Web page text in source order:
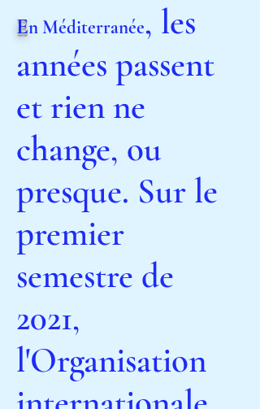
En Méditerranée, les
années passent
et rien ne
change, ou
presque. Sur le
premier
semestre de
2021,
l'Organisation